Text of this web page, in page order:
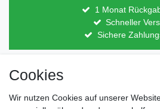
1 Monat
Schneller
Sichere
Direkt vom Hersteller
Lagerware
Cookies
Wir nutzen Cookies auf unserer